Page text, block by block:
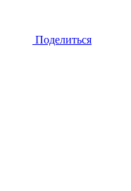
Поделиться